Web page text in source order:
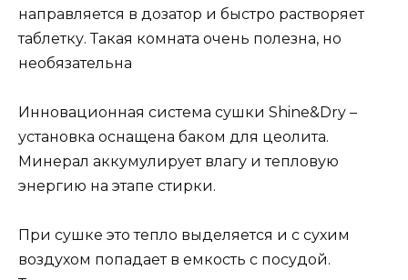
направляется в дозатор и быстро растворяет
таблетку. Такая комната очень полезна, но
необязательна
Инновационная система сушки Shine&Dry –
установка оснащена баком для цеолита.
Минерал аккумулирует влагу и тепловую
энергию на этапе стирки.
При сушке это тепло выделяется и с сухим
воздухом попадает в емкость с посудой.